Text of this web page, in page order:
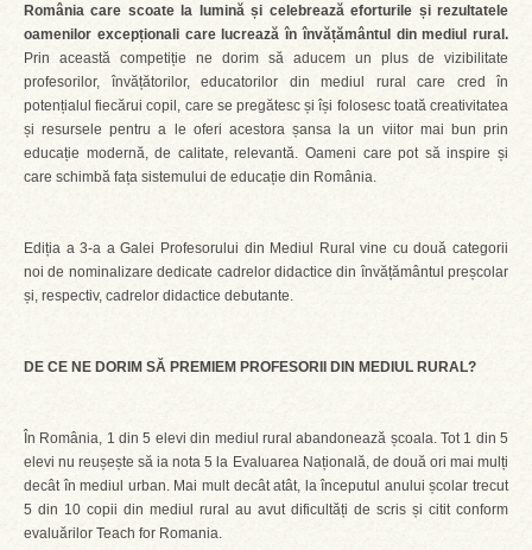
România care scoate la lumină și celebrează eforturile și rezultatele
oamenilor excepționali care lucrează în învățământul din mediul rural.
Prin această competiție ne dorim să aducem un plus de vizibilitate
profesorilor, învățătorilor, educatorilor din mediul rural care cred în
potențialul fiecărui copil, care se pregătesc și își folosesc toată creativitatea
și resursele pentru a le oferi acestora șansa la un viitor mai bun prin
educație modernă, de calitate, relevantă. Oameni care pot să inspire și
care schimbă fața sistemului de educație din România.
Ediția a 3-a a Galei Profesorului din Mediul Rural vine cu două categorii
noi de nominalizare dedicate cadrelor didactice din învățământul preșcolar
și, respectiv, cadrelor didactice debutante.
DE CE NE DORIM SĂ PREMIEM PROFESORII DIN MEDIUL RURAL?
În România, 1 din 5 elevi din mediul rural abandonează școala. Tot 1 din 5
elevi nu reușește să ia nota 5 la Evaluarea Națională, de două ori mai mulți
decât în mediul urban. Mai mult decât atât, la începutul anului școlar trecut
5 din 10 copii din mediul rural au avut dificultăți de scris și citit conform
evaluărilor Teach for Romania.